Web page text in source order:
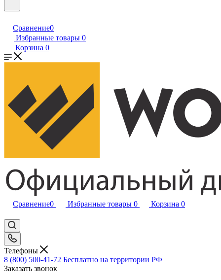
Сравнение0
Избранные товары 0
Корзина 0
Сравнение0 Избранные товары 0 Корзина 0
Телефоны
8 (800) 500-41-72 Бесплатно на территории РФ
Заказать звонок